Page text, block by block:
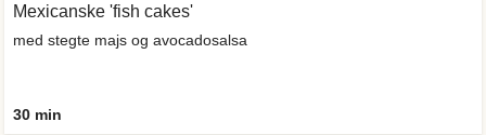
Mexicanske 'fish cakes'
med stegte majs og avocadosalsa
30 min